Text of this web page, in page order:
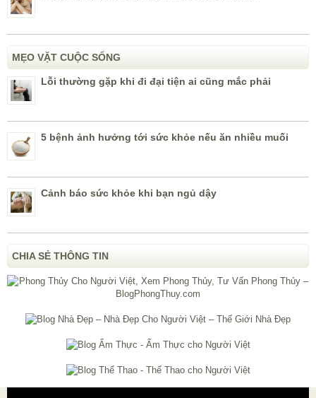
MẸO VẶT CUỘC SỐNG
Lỗi thường gặp khi đi đại tiện ai cũng mắc phải
5 bệnh ảnh hưởng tới sức khỏe nếu ăn nhiều muối
Cảnh báo sức khỏe khi bạn ngủ dậy
CHIA SẺ THÔNG TIN